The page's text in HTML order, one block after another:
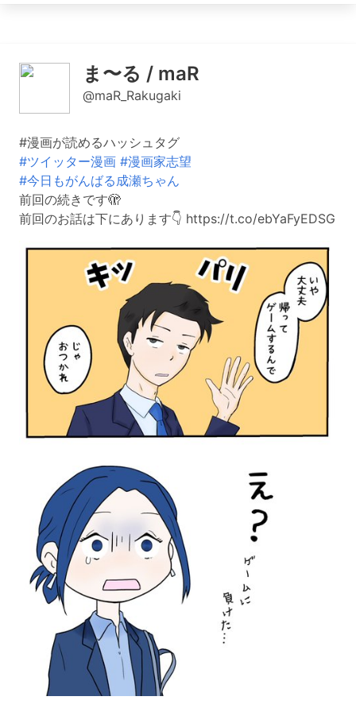
ま〜る / maR
@maR_Rakugaki
#漫画が読めるハッシュタグ
#ツイッター漫画 #漫画家志望
#今日もがんばる成瀬ちゃん
前回の続きです🫣
前回のお話は下にあります👇 https://t.co/ebYaFyEDSG